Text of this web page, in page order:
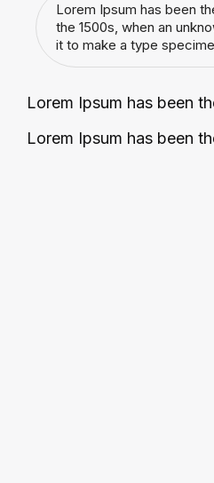
Lorem Ipsum has been
the 1500s, when an
it to make a type
Lorem Ipsum has been
Lorem Ipsum has been